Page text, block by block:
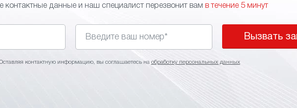
контактные данные и наш специалист перезвонит вам в течение 5 минут
Вызвать
контактную информацию, вы соглашаетесь на обработку персональных данных